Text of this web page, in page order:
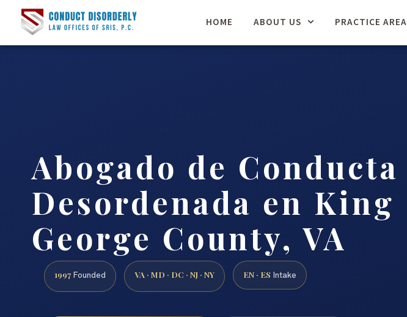
HOME ABOUT US PRACTICE AREA
Abogado de Conducta
Desordenada en King
George County, VA
1997 Founded VA · MD · DC · NJ · NY EN · ES Intake